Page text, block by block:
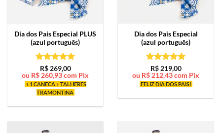
Dia dos Pais Especial PLUS
(azul português)
Avaliação5
de 5
R$269,00
ou R$260,93com Pix
+ 1 CANECA + TALHERES
TRAMONTINA
Dia dos Pais Especial
(azul português)
Avaliação5
de 5
R$219,00
ou R$212,43com Pix
FELIZ DIA DOS PAIS!